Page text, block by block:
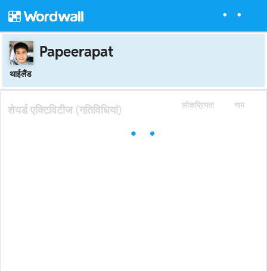
Papeerapat
थाईलैंड
लोकप्रियता नाम
शेयर्ड एक्टिविटीज (गतिविधियां)